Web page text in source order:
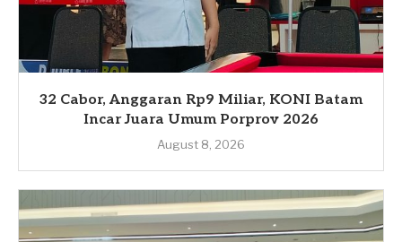
32 Cabor, Anggaran Rp9 Miliar, KONI Batam
Incar Juara Umum Porprov 2026
August 8, 2026